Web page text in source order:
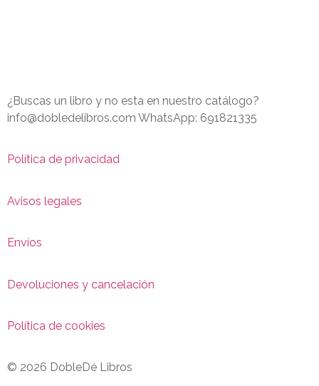
¿Buscas un libro y no esta en nuestro catálogo?
info@dobledelibros.com WhatsApp: 691821335
Política de privacidad
Avisos legales
Envíos
Devoluciones y cancelación
Política de cookies
© 2026 DobleDé Libros